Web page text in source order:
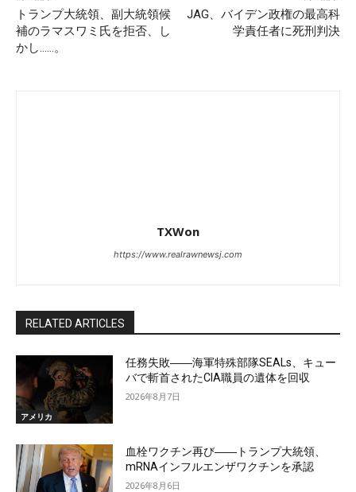
トランプ大統領、副大統領候
補のラマスワミ氏を拒否、し
かし……。
JAG、バイデン政権の最高科
学責任者に死刑判決
TXWon
https://www.realrawnewsj.com
RELATED ARTICLES
アメリカ
任務失敗――海軍特殊部隊SEALs、キュー
バで斬首されたCIA職員の遺体を回収
2026年8月7日
血栓ワクチン再び――トランプ大統領、
mRNAインフルエンザワクチンを承認
2026年8月6日